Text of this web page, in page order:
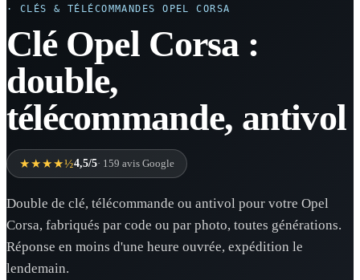
· CLÉS & TÉLÉCOMMANDES OPEL CORSA
Clé Opel Corsa :
double,
télécommande, antivol
★★★★½4,5/5· 159 avis Google
Double de clé, télécommande ou antivol pour votre Opel
Corsa, fabriqués par code ou par photo, toutes générations.
Réponse en moins d'une heure ouvrée, expédition le
lendemain.